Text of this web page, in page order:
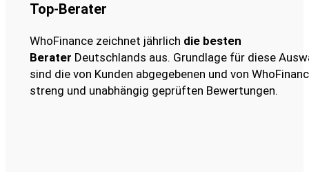
Top-Berater
WhoFinance zeichnet jährlich die besten
Berater Deutschlands aus. Grundlage für diese
sind die von Kunden abgegebenen und von
streng und unabhängig geprüften Bewertungen.